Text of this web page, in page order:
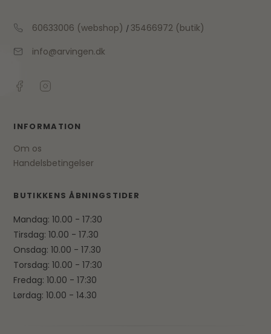
60633006 (webshop) / 35466972 (butik)
info@arvingen.dk
INFORMATION
Om os
Handelsbetingelser
BUTIKKENS ÅBNINGSTIDER
Mandag: 10.00 - 17:30
Tirsdag: 10.00 - 17.30
Onsdag: 10.00 - 17.30
Torsdag: 10.00 - 17:30
Fredag: 10.00 - 17:30
Lørdag: 10.00 - 14.30